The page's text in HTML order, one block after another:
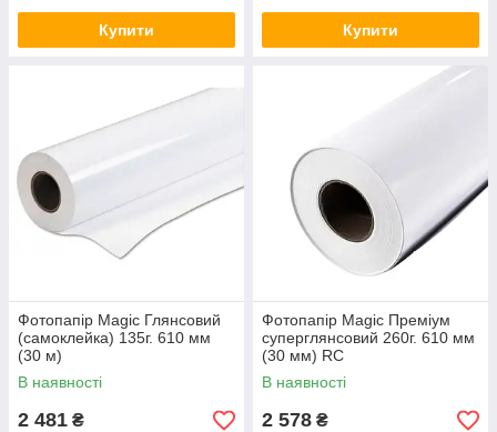
Купити Купити
Фотопапір Magic Глянсовий
(самоклейка) 135г. 610 мм
(30 м)
В наявності
2 481 ₴
Фотопапір Magic Преміум
суперглянсовий 260г. 610 мм
(30 мм) RC
В наявності
2 578 ₴